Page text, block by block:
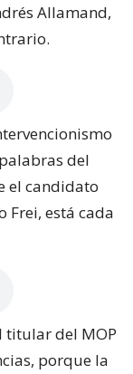
Allamand,
del
el candidato
Frei, está cada
titular del MOP
porque la